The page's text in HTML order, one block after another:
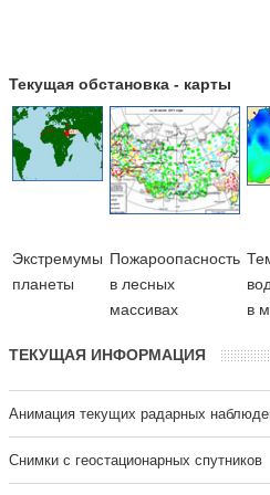
Текущая обстановка - карты
Экстремумы
планеты
Пожароопасность
в лесных
массивах
в
ТЕКУЩАЯ ИНФОРМАЦИЯ
Анимация текущих радарных
Cнимки с геостационарных спутников